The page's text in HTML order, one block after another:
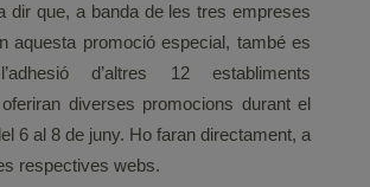
dir que, a banda de les tres empreses
aquesta promoció especial, també es
d’altres 12 establiments
oferiran diverses promocions durant el
6 al 8 de juny. Ho faran directament, a
respectives webs.